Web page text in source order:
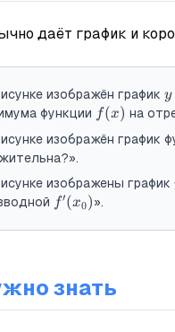
даёт график и
изображён график y
функции f(x)
f(x) на
изображён график
изображены график
f'(x_0)
f′(x0)».
знать